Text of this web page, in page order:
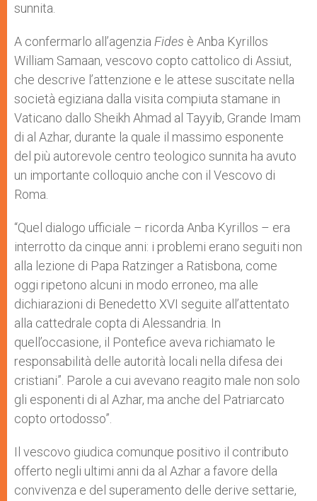
sunnita.
A confermarlo all’agenzia Fides è Anba Kyrillos
William Samaan, vescovo copto cattolico di Assiut,
che descrive l’attenzione e le attese suscitate nella
società egiziana dalla visita compiuta stamane in
Vaticano dallo Sheikh Ahmad al Tayyib, Grande Imam
di al Azhar, durante la quale il massimo esponente
del più autorevole centro teologico sunnita ha avuto
un importante colloquio anche con il Vescovo di
Roma.
“Quel dialogo ufficiale – ricorda Anba Kyrillos – era
interrotto da cinque anni: i problemi erano seguiti non
alla lezione di Papa Ratzinger a Ratisbona, come
oggi ripetono alcuni in modo erroneo, ma alle
dichiarazioni di Benedetto XVI seguite all’attentato
alla cattedrale copta di Alessandria. In
quell’occasione, il Pontefice aveva richiamato le
responsabilità delle autorità locali nella difesa dei
cristiani”. Parole a cui avevano reagito male non solo
gli esponenti di al Azhar, ma anche del Patriarcato
copto ortodosso”.
Il vescovo giudica comunque positivo il contributo
offerto negli ultimi anni da al Azhar a favore della
convivenza e del superamento delle derive settarie,